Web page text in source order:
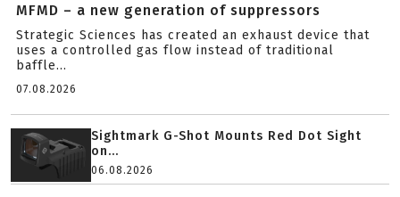
MFMD – a new generation of suppressors
Strategic Sciences has created an exhaust device that
uses a controlled gas flow instead of traditional
baffle...
07.08.2026
Sightmark G-Shot Mounts Red Dot Sight
on...
06.08.2026